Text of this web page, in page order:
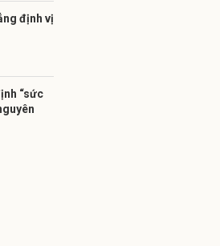
định vị
“sức